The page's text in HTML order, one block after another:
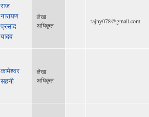
राज
नारायण
प्रसाद
यादव
लेखा
अधिकृत
rajny078@gmail.com
कामेश्वर
सहनी
लेखा
अधिकृत